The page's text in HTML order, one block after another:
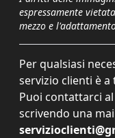
espressamente
mezzo e
Per qualsiasi
servizio clienti è
Puoi contattarci
scrivendo una